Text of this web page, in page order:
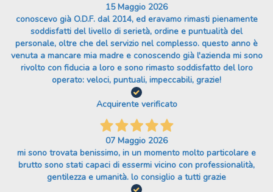
15 Maggio 2026
conoscevo già O.D.F. dal 2014, ed eravamo rimasti pienamente
soddisfatti del livello di serietà, ordine e puntualità del
personale, oltre che del servizio nel complesso. questo anno è
venuta a mancare mia madre e conoscendo già l'azienda mi sono
rivolto con fiducia a loro e sono rimasto soddisfatto del loro
operato: veloci, puntuali, impeccabili, grazie!
Acquirente verificato
07 Maggio 2026
mi sono trovata benissimo, in un momento molto particolare e
brutto sono stati capaci di essermi vicino con professionalità,
gentilezza e umanità. lo consiglio a tutti grazie